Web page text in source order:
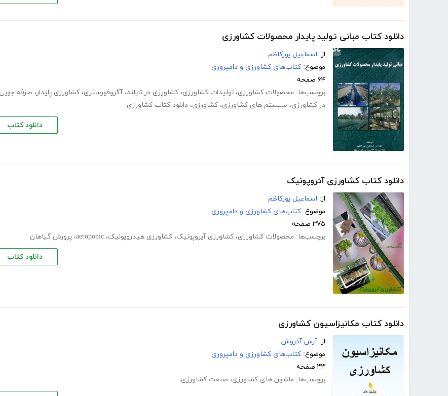
دانلود کتاب مبانی تولید پایدار محصولات کشاورزی
از: اسماعیل پورکاظم
موضوع: کتاب‌های کشاورزی و دامپروری
۶۴ صفحه
برچسب‌ها: محصولات کشاورزی، تولیدات کشاورزی، کشاورزی در تایلند، آگروفورستری، کشاورزی پایدار، صرفه جویی
در کشاورزی، سیستم های کشاورزی، کشاورزی، دانلود کتاب کشاورزی
دانلود کتاب
دانلود کتاب کشاورزی آئروپونیک
از: اسماعیل پورکاظم
موضوع: کتاب‌های کشاورزی و دامپروری
۳۷۵ صفحه
برچسب‌ها: محصولات کشاورزی، کشاورزی آیروپونیک، کشاورزی هیدروپونیک، aeroponic، پرورش گیاهان
دانلود کتاب
دانلود کتاب مکانیزاسیون کشاورزی
از: آرش آذروش
موضوع: کتاب‌های کشاورزی و دامپروری
۳۳ صفحه
برچسب‌ها: ماشین های کشاورزی، صنعت کشاورزی